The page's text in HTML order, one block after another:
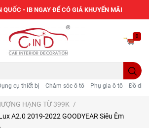
cụ thiết bị Chăm sóc ô tô Phụ gia ô tô Đồ
0
HẠNG TỪ 399K /
A2.0 2019-2022 GOODYEAR Siêu Êm
QUỐC - IB NGAY ĐỂ CÓ GIÁ KHUYẾN MÃI